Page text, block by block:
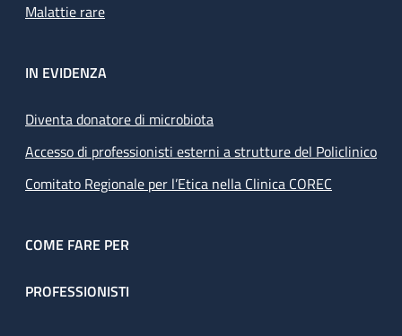
Malattie rare
IN EVIDENZA
Diventa donatore di microbiota
Accesso di professionisti esterni a strutture del Policlinico
Comitato Regionale per l’Etica nella Clinica COREC
COME FARE PER
PROFESSIONISTI